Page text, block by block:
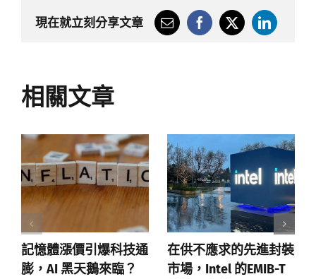
現在就立刻分享文章
相關文章
記憶體漲價引爆科技通
膨，AI 黑天鵝來臨？
在供不應求的先進封裝
市場，Intel 的EMIB-T